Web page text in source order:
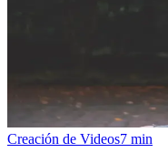
Creación de Videos7 min